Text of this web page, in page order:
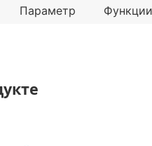
Параметр Функции